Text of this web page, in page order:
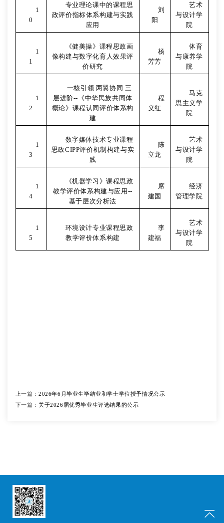
1
0
专业理论课中的课程思
政评价指标体系构建与实践
应用
刘
阳
艺术
与设计学
院
1
1
《健美操》课程思政画
像构建与数字化育人效果评
价研究
杨
芳芳
体育
与康养学
院
1
2
一核引领 两翼协同 三
层进阶-- 《中华民族共同体
概论》课程认同评价体系构
建
程
义红
马克
思主义学
院
1
3
数字媒体技术专业课程
思政CIPP评价机制构建与实
践
陈
立龙
艺术
与设计学
院
1
4
《机器学习》课程思政
教学评价体系构建与应用--
基于层次分析法
席
建国
经济
管理学院
1
5
环境设计专业课程思政
教学评价体系构建
李
建福
艺术
与设计学
院
上一篇： 2026年6月毕业生毕结业和学士学位授予情况公示
下一篇： 关于2026届优秀毕业生评选结果的公示